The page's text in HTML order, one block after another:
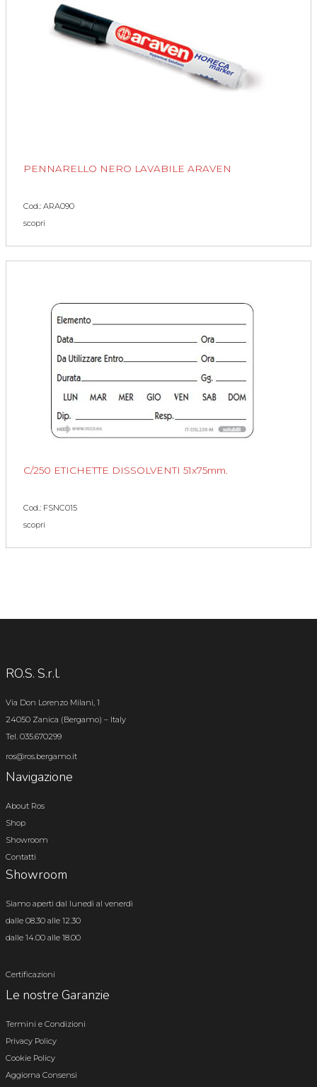
PENNARELLO NERO LAVABILE ARAVEN
Cod.: ARA090
scopri
C/250 ETICHETTE DISSOLVENTI 51x75mm.
Cod.: FSNC015
scopri
RO.S. S.r.l.
Via Don Lorenzo Milani, 1
24050 Zanica (Bergamo) – Italy
Tel. 035.670299
ros@ros.bergamo.it
Navigazione
About Ros
Shop
Showroom
Contatti
Showroom
Siamo aperti dal lunedì al venerdì
dalle 08.30 alle 12.30
dalle 14.00 alle 18.00
Certificazioni
Le nostre Garanzie
Termini e Condizioni
Privacy Policy
Cookie Policy
Aggiorna Consensi